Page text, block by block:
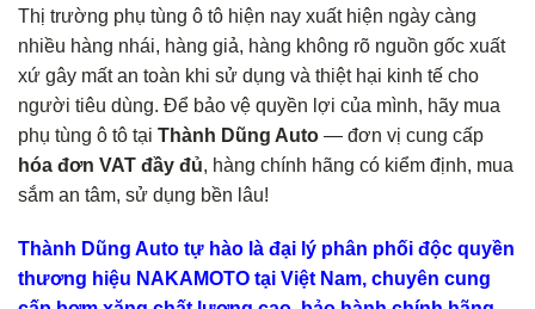
Thị trường phụ tùng ô tô hiện nay xuất hiện ngày càng
nhiều hàng nhái, hàng giả, hàng không rõ nguồn gốc xuất
xứ gây mất an toàn khi sử dụng và thiệt hại kinh tế cho
người tiêu dùng. Để bảo vệ quyền lợi của mình, hãy mua
phụ tùng ô tô tại Thành Dũng Auto — đơn vị cung cấp
hóa đơn VAT đầy đủ, hàng chính hãng có kiểm định, mua
sắm an tâm, sử dụng bền lâu!
Thành Dũng Auto tự hào là đại lý phân phối độc quyền
thương hiệu NAKAMOTO tại Việt Nam, chuyên cung